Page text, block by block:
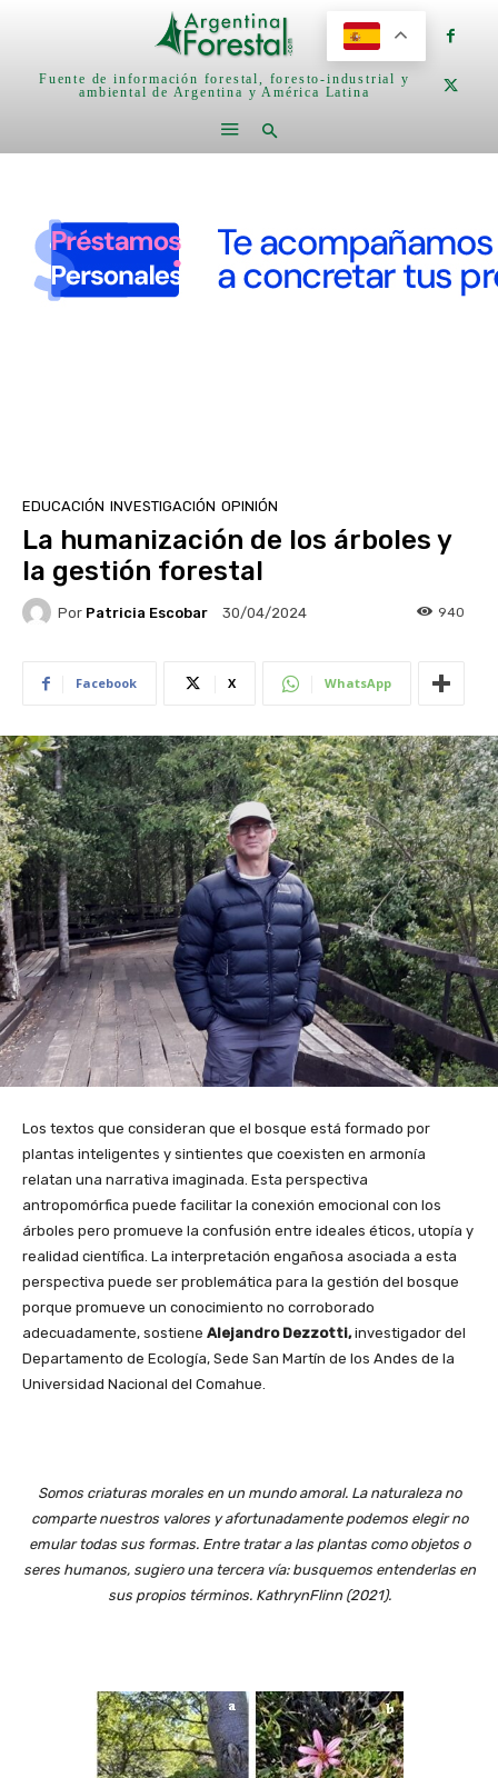
Fuente de información forestal, foresto-industrial y
ambiental de Argentina y América Latina
EDUCACIÓN INVESTIGACIÓN OPINIÓN
La humanización de los árboles y
la gestión forestal
Por Patricia Escobar 30/04/2024 940
Facebook X WhatsApp
Los textos que consideran que el bosque está formado por
plantas inteligentes y sintientes que coexisten en armonía
relatan una narrativa imaginada. Esta perspectiva
antropomórfica puede facilitar la conexión emocional con los
árboles pero promueve la confusión entre ideales éticos, utopía y
realidad científica. La interpretación engañosa asociada a esta
perspectiva puede ser problemática para la gestión del bosque
porque promueve un conocimiento no corroborado
adecuadamente, sostiene Alejandro Dezzotti,investigador del
Departamento de Ecología, Sede San Martín de los Andes de la
Universidad Nacional del Comahue.
Somos criaturas morales en un mundo amoral. La naturaleza no
comparte nuestros valores y afortunadamente podemos elegir no
emular todas sus formas. Entre tratar a las plantas como objetos o
seres humanos, sugiero una tercera vía: busquemos entenderlas en
sus propios términos. KathrynFlinn (2021).